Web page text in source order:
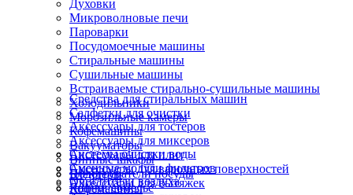
Духовки
Микроволновые печи
Пароварки
Посудомоечные машины
Стиральные машины
Сушильные машины
Встраиваемые стирально-сушильные машины
Холодильники
Морозильные камеры
Кофемашины
Вакууматоры
Винные шкафы
Подогреватели посуды
Ящики сомелье
Блендеры
Кофемашины
Очистители воздуха
Системы очистки воды
Сменные модули фильтров
Аксессуары для тостеров
Аксессуары для миксеров
Аксессуары для плит
Аксессуары для варочных поверхностей
Аксессуары для вытяжек
Средства для стиральных машин
Салфетки для очистки